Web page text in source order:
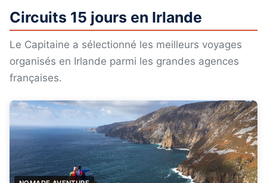
Circuits 15 jours en Irlande
Le Capitaine a sélectionné les meilleurs voyages
organisés en Irlande parmi les grandes agences
françaises.